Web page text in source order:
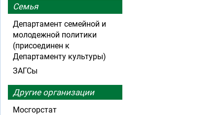
Семья
Департамент семейной и
молодежной политики
(присоединен к
Департаменту культуры)
ЗАГСы
Другие организации
Мосгорстат